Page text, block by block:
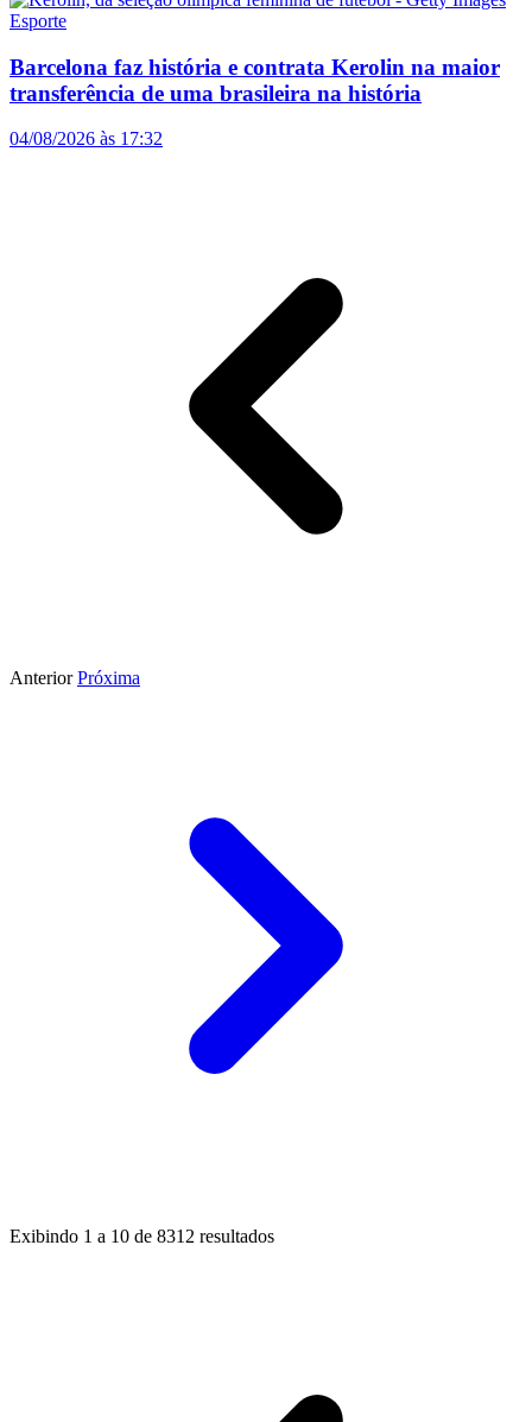
Esporte
Barcelona faz história e contrata Kerolin na maior
transferência de uma brasileira na história
04/08/2026 às 17:32
AnteriorPróxima
Exibindo 1 a 10 de 8312 resultados